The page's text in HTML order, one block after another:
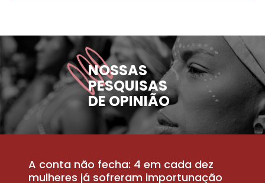
NOSSAS
PESQUISAS
DE OPINIÃO
A conta não fecha: 4 em cada dez
mulheres já sofreram importunação